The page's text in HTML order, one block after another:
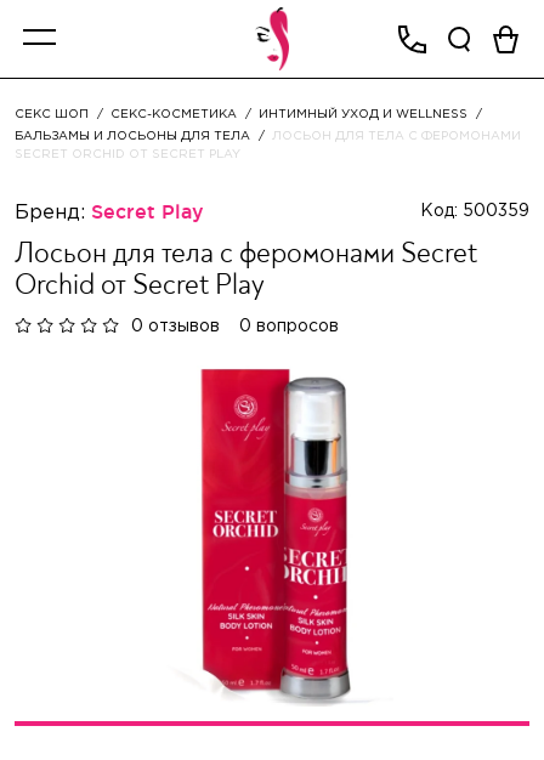
СЕКС ШОП СЕКС-КОСМЕТИКА
ИНТИМНЫЙ УХОД И WELLNESS
БАЛЬЗАМЫ И ЛОСЬОНЫ ДЛЯ ТЕЛА
ЛОСЬОН ДЛЯ ТЕЛА С ФЕРОМОНАМИ
SECRET ORCHID ОТ SECRET PLAY
Бренд: Secret Play Код: 500359
Лосьон для тела с феромонами Secret
Orchid от Secret Play
0 отзывов 0 вопросов